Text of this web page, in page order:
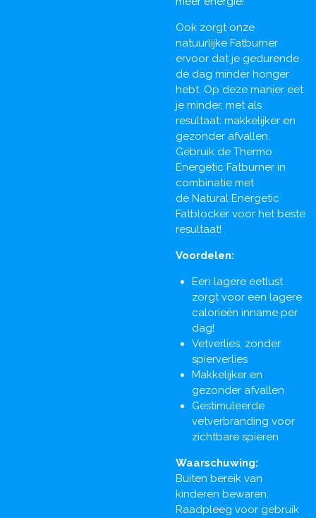
Ook zorgt onze
natuurlijke Fatburner
ervoor dat je gedurende
de dag minder honger
hebt. Op deze manier eet
je minder, met als
resultaat: makkelijker en
gezonder afvallen.
Gebruik de Thermo
Energetic Fatburner in
combinatie met
de Natural Energetic
Fatblocker voor het beste
resultaat!
Voordelen:
Een lagere eetlust
zorgt voor een lagere
calorieën inname per
dag!
Vetverlies, zonder
spierverlies
Makkelijker en
gezonder afvallen
Gestimuleerde
vetverbranding voor
zichtbare spieren
Waarschuwing:
Buiten bereik van
kinderen bewaren.
Raadpleeg voor gebruik